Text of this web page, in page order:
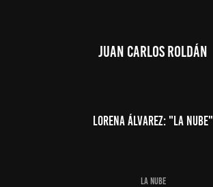
JUAN CARLOS ROLDÁN
Lorena Álvarez: "La Nube"
La Nube